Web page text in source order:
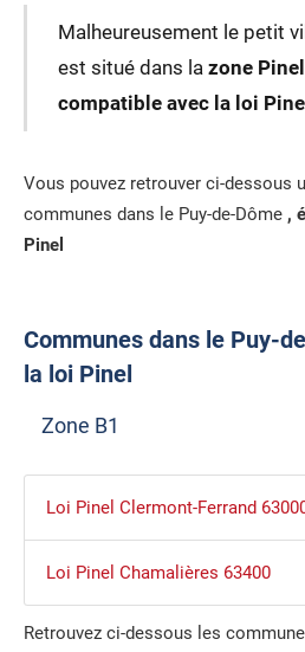
Malheureusement le petit
est situé dans la zone
compatible avec la loi
Vous pouvez retrouver ci-dessous
communes dans le Puy-de-Dôme ,
Pinel
Communes dans le Puy-
la loi Pinel
Zone B1
Loi Pinel Clermont-Ferrand
Loi Pinel Chamalières 63400
Retrouvez ci-dessous les